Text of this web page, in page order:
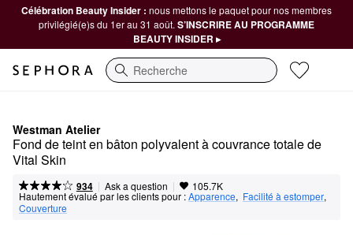
Célébration Beauty Insider : nous mettons le paquet pour nos membres
privilégié(e)s du 1er au 31 août. S’INSCRIRE AU PROGRAMME
BEAUTY INSIDER ▸
Recherche
Westman Atelier
Fond de teint en bâton polyvalent à couvrance totale de
Vital Skin
934 | Ask a question | 105.7K
Hautement évalué par les clients pour :Apparence, Facilité à estomper,
Couverture